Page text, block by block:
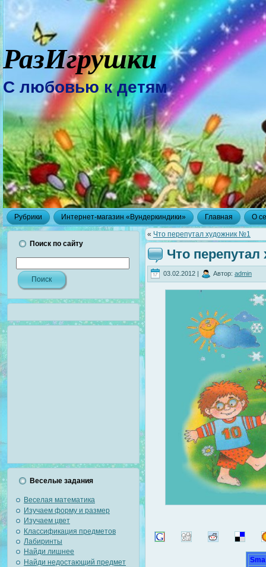
РазИгрушки
С любовью к детям
Рубрики Интернет-магазин «Вундеркиндики» Главная О
Поиск по сайту
Веселые задания
Веселая математика
Изучаем форму и размер
Изучаем цвет
Классификация предметов
Лабиринты
Найди лишнее
Найди недостающий предмет
« Что перепутал художник №1
Что
03.02.2012 | Автор: admin